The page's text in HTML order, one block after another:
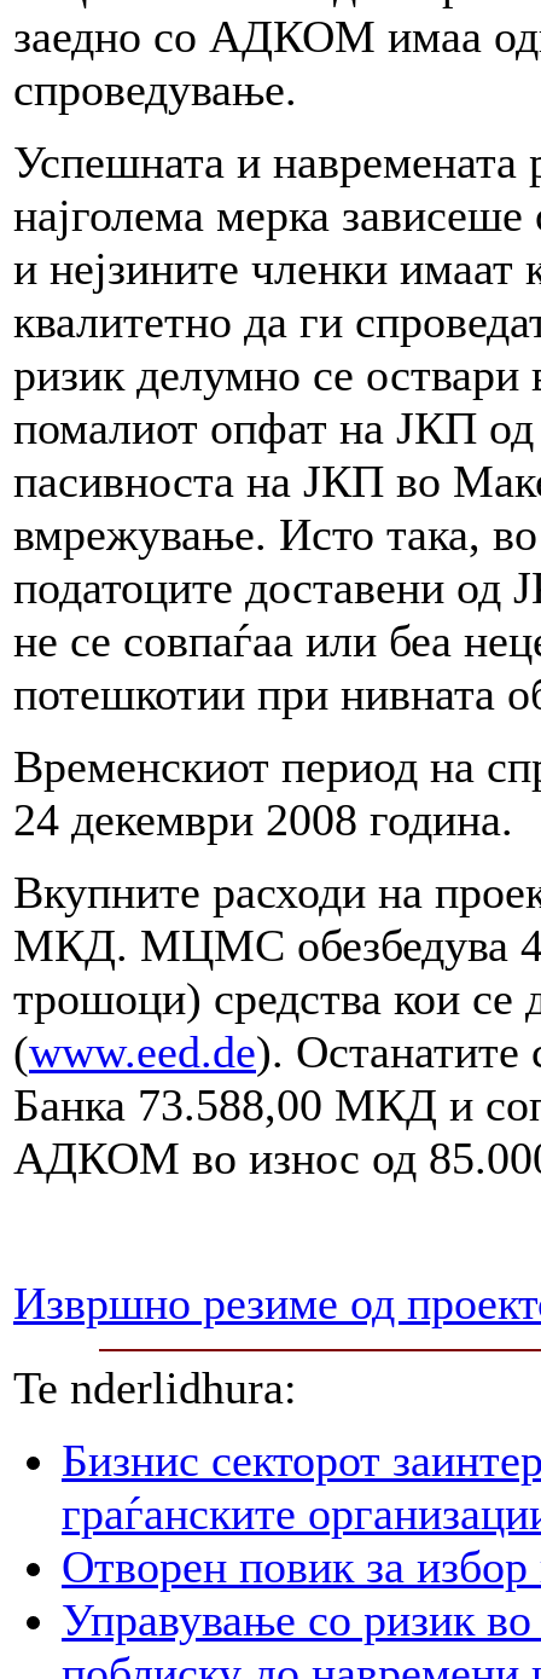
заедно со АДКОМ имаа
спроведување.
Успешната и навремената
најголема мерка
и нејзините членки имаат
квалитетно да ги
ризик делумно се оствари
помалиот опфат на ЈКП од
пасивноста на ЈКП во
вмрежување. Исто така,
податоците доставени
не се совпаѓаа или беа
потешкотии при нивната
Временскиот период на
24 декември 2008 година.
Вкупните расходи на
МКД. МЦМС обезбедува
трошоци) средства кои се
(www.eed.de). Останатите
Банка 73.588,00 МКД и
АДКОМ во износ од
Извршно резиме од
Te nderlidhura:
Бизнис секторот
граѓанските
Отворен повик за избор
Управување со ризик